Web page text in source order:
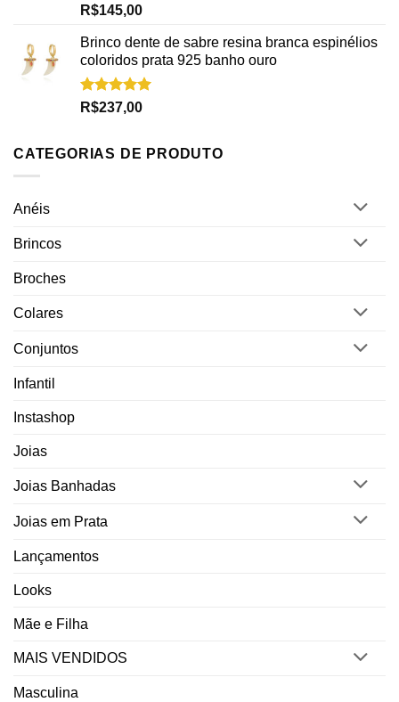
Avaliação
R$145,00
Brinco dente de sabre resina branca espinélios
coloridos prata 925 banho ouro
Avaliação
R$237,00
CATEGORIAS DE PRODUTO
Anéis
Brincos
Broches
Colares
Conjuntos
Infantil
Instashop
Joias
Joias Banhadas
Joias em Prata
Lançamentos
Looks
Mãe e Filha
MAIS VENDIDOS
Masculina